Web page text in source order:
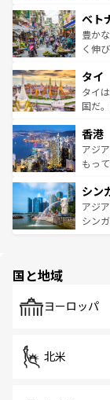
参照
容に
照し
き、
でき
まで
リテ
覧を
ベト
豊か
く伸
急速
ーチ
醸し
とつ
ひ現
が旅
参照
タイ
タイ
国だ
の活
帯で
いビ
激す
が待
た文
香港
アジ
もっ
み、
てお
うな
シン
アジ
シン
で、
国と地域
ヨーロッパ
北米